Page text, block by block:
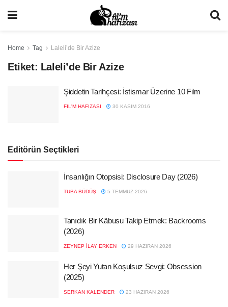
Home Tag Laleli’de Bir Azize
Etiket: Laleli’de Bir Azize
Şiddetin Tarihçesi: İstismar Üzerine 10 Film
FIL'M HAFIZASI 30 KASIM 2016
Editörün Seçtikleri
İnsanlığın Otopsisi: Disclosure Day (2026)
TUBA BÜDÜŞ 5 TEMMUZ 2026
Tanıdık Bir Kâbusu Takip Etmek: Backrooms
(2026)
ZEYNEP İLAY ERKEN 29 HAZIRAN 2026
Her Şeyi Yutan Koşulsuz Sevgi: Obsession
(2025)
SERKAN KALENDER 23 HAZIRAN 2026